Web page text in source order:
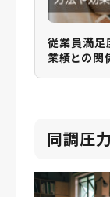
従業員満足
業績との関
同調圧